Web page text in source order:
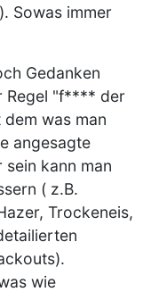
Sowas immer
Gedanken
Regel "f**** der
was man
angesagte
sein kann man
( z.B.
Trockeneis,
wie